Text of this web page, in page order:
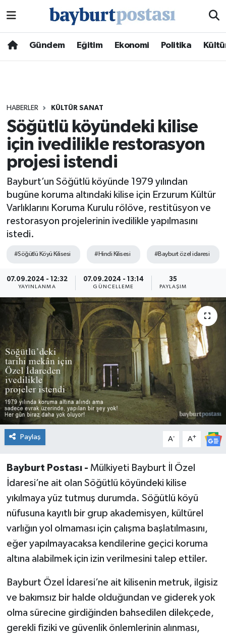
Gündem Eğitim Ekonomi Politika
HABERLER KÜLTÜR SANAT
Söğütlü köyündeki kilise
için ivedilikle restorasyon
projesi istendi
Bayburt’un Söğütlü köyünde 1979 yılından
bugüne koruma altındaki kilise için Erzurum Kültür
Varlıklarını Koruma Kurulu rölöve, restitüsyon ve
restorasyon projelerinin ivedilikle yapılmasını
istedi.
#Söğütlü Köyü Kilisesi #Hindi Kilisesi #Bayburt özel idaresi
07.09.2024 - 12:32
YAYINLANMA
07.09.2024 - 13:14
GÜNCELLEME
35
PAYLAŞIM
Paylaş A- A+
Bayburt Postası - Mülkiyeti Bayburt İl Özel
İdaresi’ne ait olan Söğütlü köyündeki kilise
yıkılmaya yüz tutmuş durumda. Söğütlü köyü
nüfusuna kayıtlı bir grup akademisyen, kültürel
varlığın yol olmaması için çalışma başlatılmasını,
eğer yapılmayacaksa kendilerine geçici koruma
altına alabilmek için izin verilmesini talep ettiler.
Bayburt Özel İdaresi’ne ait kilisenin metruk, ilgisiz
ve bakımsız bir halde olduğundan ve giderek yok
olma sürecine girdiğinden bahsedilen dilekçede,
gerekli fiziki ve güvenlik önlemlerinin alınması,
Hava Durumu
Süper Lig Puan Durumu ve Fikstür
Tüm Manşetler
Son Dakika Haberleri
Haber Arşivi